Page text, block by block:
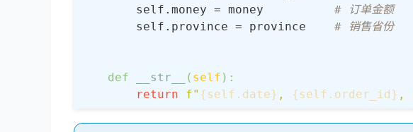
        self.money = money
# 订单金额
        self.province = province
# 销售省份
def __str__ ( self ):
return
f" {self.date} , {self.order_id} ,